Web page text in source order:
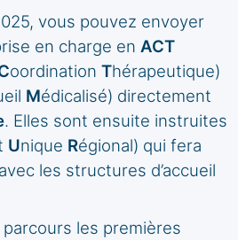
vous pouvez envoyer
en charge en ACT
oordination Thérapeutique)
Médicalisé) directement
. Elles sont ensuite instruites
Unique Régional) qui fera
les structures d’accueil
les premières